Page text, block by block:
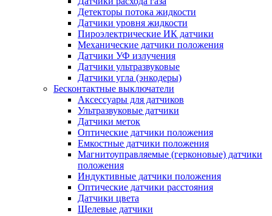
Детекторы потока жидкости
Датчики уровня жидкости
Пироэлектрические ИК датчики
Механические датчики положения
Датчики УФ излучения
Датчики ультразвуковые
Датчики угла (энкодеры)
Бесконтактные выключатели
Аксессуары для датчиков
Ультразвуковые датчики
Датчики меток
Оптические датчики положения
Емкостные датчики положения
Магнитоуправляемые (герконовые) датчики
положения
Индуктивные датчики положения
Оптические датчики расстояния
Датчики цвета
Щелевые датчики